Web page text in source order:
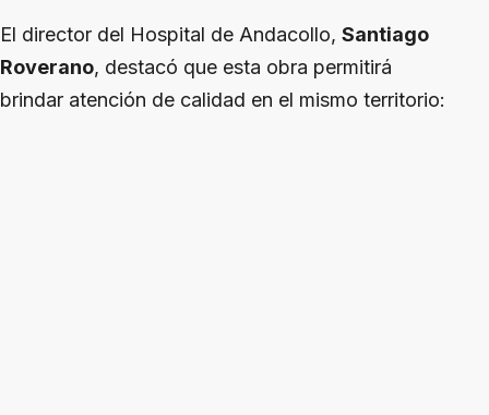
El director del Hospital de Andacollo, Santiago
Roverano, destacó que esta obra permitirá
brindar atención de calidad en el mismo territorio: